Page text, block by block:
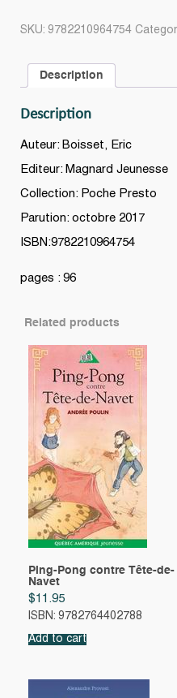
SKU: 9782210964754
Description
Description
Auteur: Boisset, Eric
Editeur: Magnard Jeunesse
Collection: Poche Presto
Parution: octobre 2017
ISBN:9782210964754
pages : 96
Related products
Ping-Pong contre Tête-de-
Navet
$11.95
ISBN: 9782764402788
Add to cart